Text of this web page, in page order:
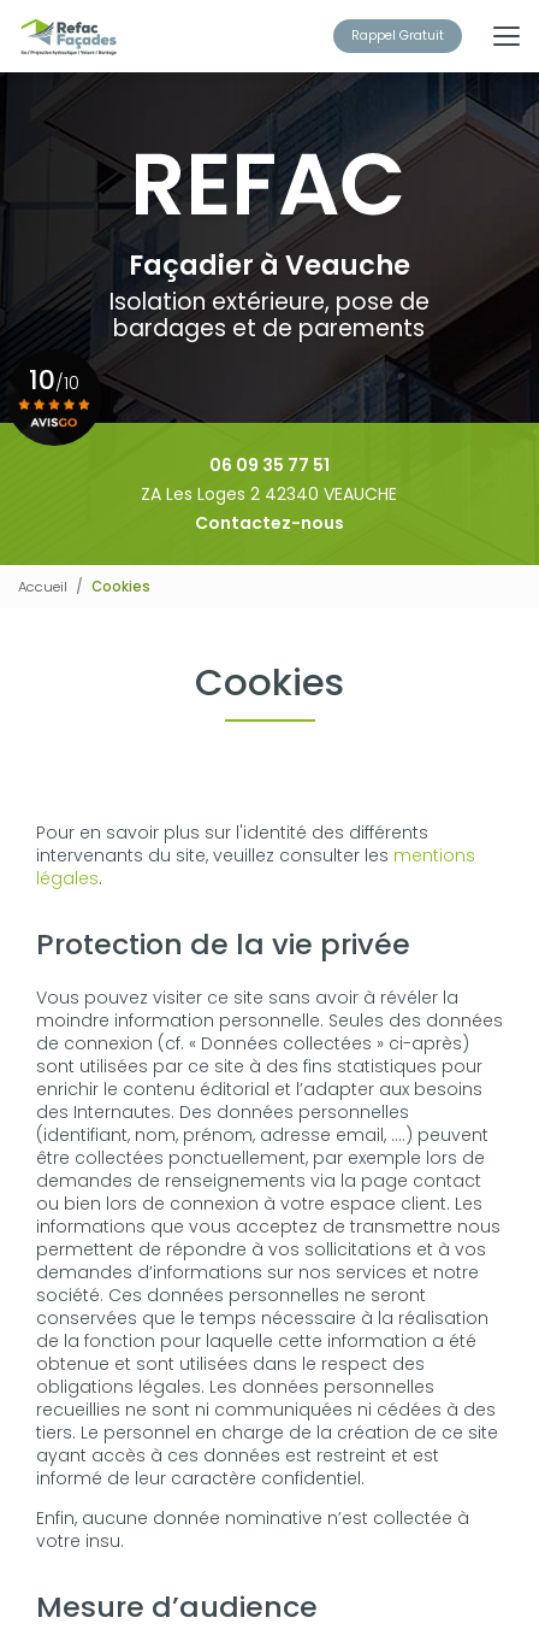
au
contenu
principal
Rappel Gratuit
Façadier à Veauche
Isolation extérieure, pose de
bardages et de parements
06 09 35 77 51
ZA Les Loges 2 42340 VEAUCHE
Contactez-nous
10/10
Accueil Cookies
Cookies
Pour en savoir plus sur l'identité des différents
intervenants du site, veuillez consulter les mentions
légales.
Protection de la vie privée
Vous pouvez visiter ce site sans avoir à révéler la
moindre information personnelle. Seules des données
de connexion (cf. « Données collectées » ci-après)
sont utilisées par ce site à des fins statistiques pour
enrichir le contenu éditorial et l’adapter aux besoins
des Internautes. Des données personnelles
(identifiant, nom, prénom, adresse email, ….) peuvent
être collectées ponctuellement, par exemple lors de
demandes de renseignements via la page contact
ou bien lors de connexion à votre espace client. Les
informations que vous acceptez de transmettre nous
permettent de répondre à vos sollicitations et à vos
demandes d’informations sur nos services et notre
société. Ces données personnelles ne seront
conservées que le temps nécessaire à la réalisation
de la fonction pour laquelle cette information a été
obtenue et sont utilisées dans le respect des
obligations légales. Les données personnelles
recueillies ne sont ni communiquées ni cédées à des
tiers. Le personnel en charge de la création de ce site
ayant accès à ces données est restreint et est
informé de leur caractère confidentiel.
Enfin, aucune donnée nominative n’est collectée à
votre insu.
Mesure d’audience